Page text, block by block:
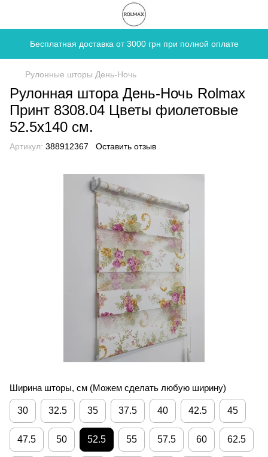
Бесплатная доставка от 3000 грн при полной оплате
Рулонные шторы День-Ночь
Рулонная штора День-Ночь Rolmax
Принт 8308.04 Цветы фиолетовые
52.5х140 см.
Артикул: 388912367 Оставить отзыв
Ширина шторы, см (Можем сделать любую ширину)
30 32.5 35 37.5 40 42.5 45
47.5 50 52.5 55 57.5 60 62.5